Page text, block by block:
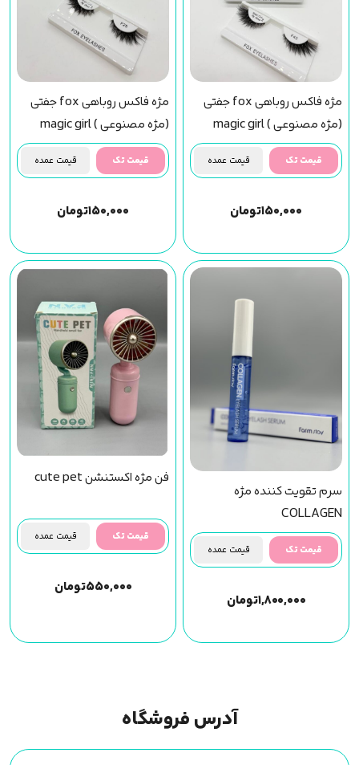
مژه فاکس روباهی fox جفتی
(مژه مصنوعی ) magic girl
(f43) مجیک گرل
قیمت تک قیمت عمده
۱۵۰,۰۰۰تومان
مژه فاکس روباهی fox جفتی
(مژه مصنوعی ) magic girl
(f28) مجیک گرل
قیمت تک قیمت عمده
۱۵۰,۰۰۰تومان
سرم تقویت کننده مژه
COLLAGEN
قیمت تک قیمت عمده
۱,۸۰۰,۰۰۰تومان
فن مژه اکستنشن cute pet
قیمت تک قیمت عمده
۵۵۰,۰۰۰تومان
آدرس فروشگاه